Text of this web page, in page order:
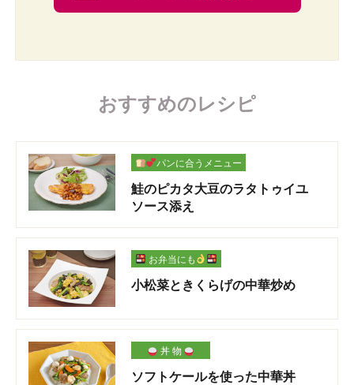
おすすめのレシピ
パンに合うメニュー
鮭のピカタ大豆のラタトゥイユ
ソース添え
お弁当にも
小松菜ときくらげの中華炒め
丼 物
ソフトケールを使った中華丼